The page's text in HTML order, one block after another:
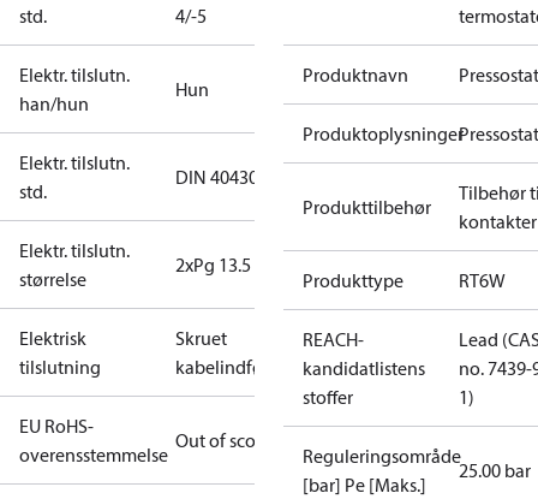
std.
4/-5
Elektr. tilslutn.
han/hun
Hun
Elektr. tilslutn.
std.
DIN 40430
Elektr. tilslutn.
størrelse
2xPg 13.5
Elektrisk
tilslutning
Skruet
kabelindføring
EU RoHS-
overensstemmelse
Out of scope
Produktnavn Pressostat
ProduktoplysningerPressostat
Produkttilbehør
Tilbehør
kontakter
Produkttype RT6W
REACH-
kandidatlistens
stoffer
Lead
no. 7439-
1)
Reguleringsområde
[bar] Pe [Maks.]
25.00 bar